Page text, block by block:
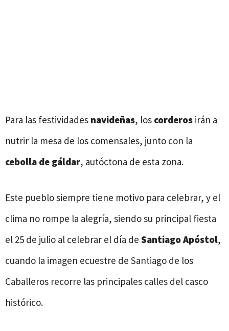
Para las festividades navideñas, los corderos irán a
nutrir la mesa de los comensales, junto con la
cebolla de gáldar, autóctona de esta zona.
Este pueblo siempre tiene motivo para celebrar, y el
clima no rompe la alegría, siendo su principal fiesta
el 25 de julio al celebrar el día de Santiago Apóstol,
cuando la imagen ecuestre de Santiago de los
Caballeros recorre las principales calles del casco
histórico.